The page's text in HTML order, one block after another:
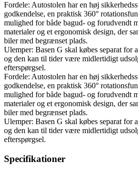
Fordele: Autostolen har en høj
godkendelse, en praktisk 360°
mulighed for både bagud- og forudvendt
materialer og et ergonomisk design, der
biler med begrænset plads.
Ulemper: Basen G skal købes separat for
og den kan til tider være midlertidigt
efterspørgsel.
Fordele: Autostolen har en høj
godkendelse, en praktisk 360°
mulighed for både bagud- og forudvendt
materialer og et ergonomisk design, der
biler med begrænset plads.
Ulemper: Basen G skal købes separat for
og den kan til tider være midlertidigt
efterspørgsel.
Specifikationer